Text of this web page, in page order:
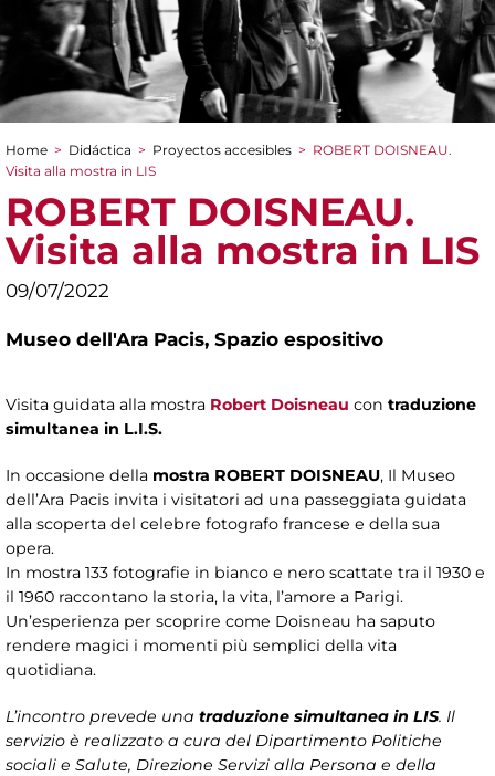
You are here
Home > Didáctica > Proyectos accesibles > ROBERT DOISNEAU.
Visita alla mostra in LIS
ROBERT DOISNEAU.
Visita alla mostra in LIS
09/07/2022
Museo dell'Ara Pacis, Spazio espositivo
Visita guidata alla mostra Robert Doisneau con traduzione
simultanea in L.I.S.
In occasione della mostra ROBERT DOISNEAU, Il Museo
dell’Ara Pacis invita i visitatori ad una passeggiata guidata
alla scoperta del celebre fotografo francese e della sua
opera.
In mostra 133 fotografie in bianco e nero scattate tra il 1930 e
il 1960 raccontano la storia, la vita, l’amore a Parigi.
Un’esperienza per scoprire come Doisneau ha saputo
rendere magici i momenti più semplici della vita
quotidiana.
L’incontro prevede una traduzione simultanea in LIS. Il
servizio è realizzato a cura del Dipartimento Politiche
sociali e Salute, Direzione Servizi alla Persona e della